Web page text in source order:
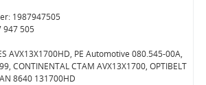
1987947505
947 505
AVX13X1700HD, PE Automotive 080.545-00A,
CONTINENTAL CTAM AVX13X1700, OPTIBELT
8640 131700HD